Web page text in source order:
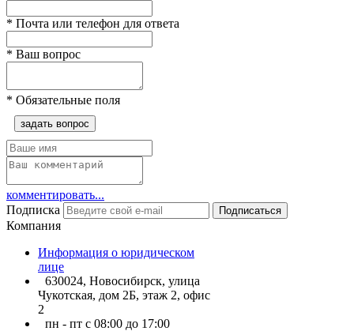
* Почта или телефон для ответа
* Ваш вопрос
* Обязательные поля
задать вопрос
комментировать...
Подписка
Подписаться
Компания
Информация о юридическом
лице
630024, Новосибирск, улица
Чукотская, дом 2Б, этаж 2, офис
2
пн - пт с 08:00 до 17:00